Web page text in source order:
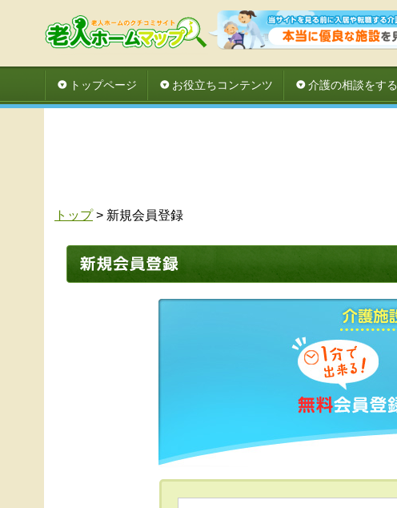
トップページ
お役立ちコンテンツ 介護の相談をする
トップ> 新規会員登録